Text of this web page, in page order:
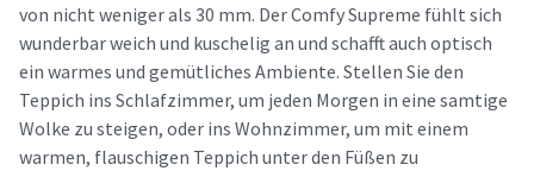
von nicht weniger als 30 mm. Der Comfy Supreme fühlt sich
wunderbar weich und kuschelig an und schafft auch optisch
ein warmes und gemütliches Ambiente. Stellen Sie den
Teppich ins Schlafzimmer, um jeden Morgen in eine samtige
Wolke zu steigen, oder ins Wohnzimmer, um mit einem
warmen, flauschigen Teppich unter den Füßen zu